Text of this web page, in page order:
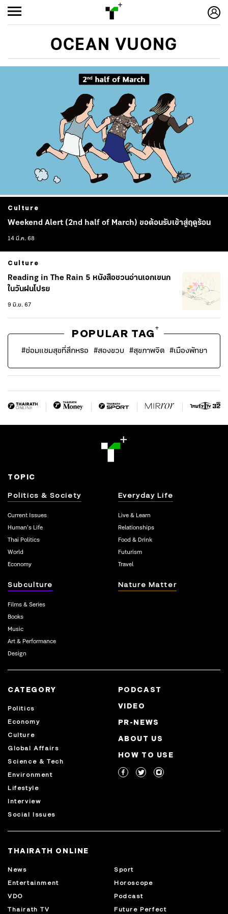
OCEAN VUONG
Culture
Weekend Alert (2nd half of March) ขอต้อนรับเข้าสู่ฤดูร้อน
14 มี.ค. 68
Culture
Reading in The Rain 5 หนังสือชวนอ่านเอกเขนก
ในวันฝนโปรย
9 มิ.ย. 67
POPULAR TAG
+
#ซ่อมแซมสุขที่สึกหรอ #สองขวบ #สุขภาพจิต #เมืองพัทยา
TOPIC
Politics & Society
Current Issues
Human’s Life
Thai Politics
World
Economy
Everyday Life
Live & Learn
Relationships
Food & Drink
Futurism
Travel
Subculture
Films & Series
Books
Music
Art & Performance
Design
Nature Matter
CATEGORY
Politics
Economy
Culture
Global Affairs
Science & Tech
Environment
Lifestyle
Interview
Social Issues
PODCAST
VIDEO
PR-NEWS
ABOUT US
HOW TO USE
THAIRATH ONLINE
News
Sport
Entertainment
Horoscope
VDO
Podcast
Thairath TV
Future Perfect